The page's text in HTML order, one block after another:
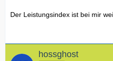
Der Leistungsindex ist bei mir
hossghost